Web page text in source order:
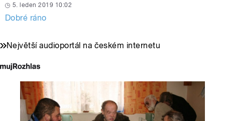
5. leden 2019 10:02
Dobré ráno
Největší audioportál na českém internetu